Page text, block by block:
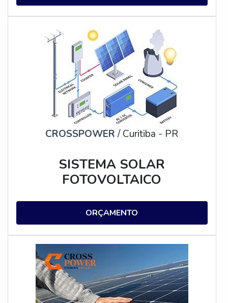
CROSSPOWER/ Curitiba - PR
SISTEMA SOLAR
FOTOVOLTAICO
ORÇAMENTO